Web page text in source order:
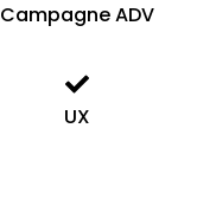
Campagne ADV
UX